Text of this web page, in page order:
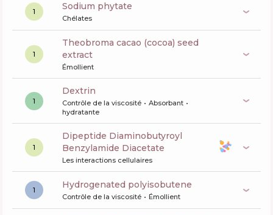
1 sodium phytate
Chélates
1
theobroma cacao (cocoa) seed
extract
Émollient
1
dextrin
Contrôle de la viscosité
Absorbant
hydratante
1
Dipeptide Diaminobutyroyl
Benzylamide Diacetate
Les interactions cellulaires
1 hydrogenated polyisobutene
Contrôle de la viscosité Émollient